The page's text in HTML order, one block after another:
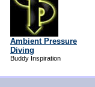
Ambient Pressure
Diving
Buddy Inspiration